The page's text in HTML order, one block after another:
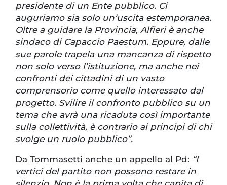
presidente di un Ente pubblico. Ci
auguriamo sia solo un’uscita estemporanea.
Oltre a guidare la Provincia, Alfieri è anche
sindaco di Capaccio Paestum. Eppure, dalle
sue parole trapela una mancanza di rispetto
non solo verso l’istituzione, ma anche nei
confronti dei cittadini di un vasto
comprensorio come quello interessato dal
progetto. Svilire il confronto pubblico su un
tema che avrà una ricaduta così importante
sulla collettività, è contrario ai principi di chi
svolge un ruolo pubblico”.
Da Tommasetti anche un appello al Pd: “I
vertici del partito non possono restare in